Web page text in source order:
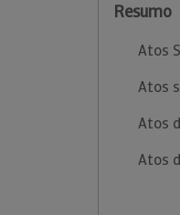
Resumo
Atos
Atos
Atos
Atos